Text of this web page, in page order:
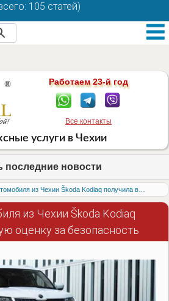
Работаем 23-й год
Все контакты
услуги в Чехии
последние новости
из Чехии Škoda Kodiaq
оценку за безопасность
105 статей)